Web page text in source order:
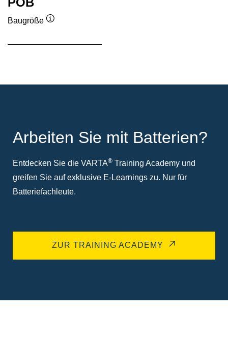
Baugröße
Arbeiten Sie mit Batterien?
Entdecken Sie die VARTA® Training Academy und
greifen Sie auf exklusive E-Learnings zu. Nur für
Batteriefachleute.
ZUR TRAINING ACADEMY